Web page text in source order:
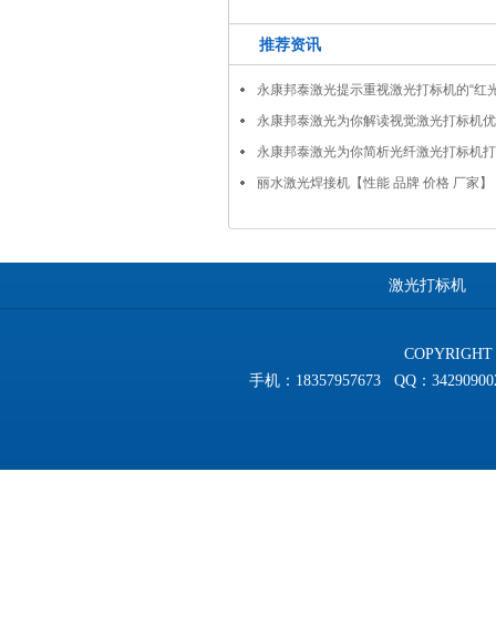
推荐资讯
永康邦泰激光提示重视激光打标机的“红
永康邦泰激光为你解读视觉激光打标机
永康邦泰激光为你简析光纤激光打标机
丽水激光焊接机【性能 品牌 价格 厂家
激光打标机
手机：18357957673 QQ：